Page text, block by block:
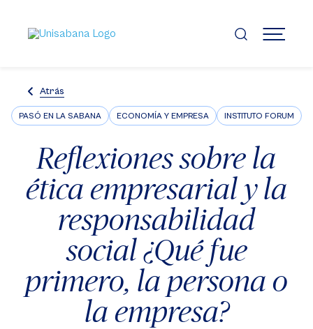
contenido
principal
MENÚ
Atrás
PASÓ EN LA SABANA ECONOMÍA Y EMPRESA INSTITUTO FORUM
Reflexiones sobre la
ética empresarial y la
responsabilidad
social ¿Qué fue
primero, la persona o
la empresa?